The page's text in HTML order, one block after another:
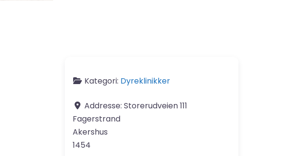
Kategori: Dyreklinikker
Addresse: Storerudveien 111
Fagerstrand
Akershus
1454